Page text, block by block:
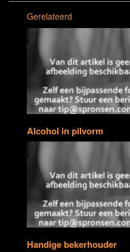
Gerelateerd
Alcohol in pilvorm
Handige bekerhouder